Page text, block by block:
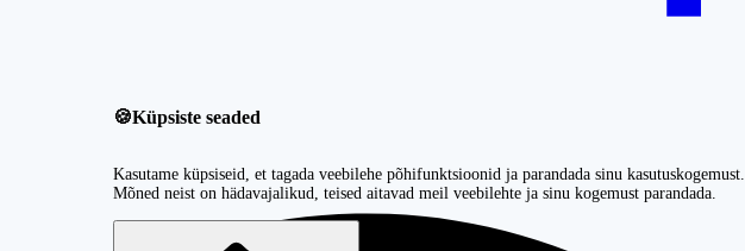
🍪Küpsiste seaded
Kasutame küpsiseid, et tagada veebilehe põhifunktsioonid ja parandada sinu kasutuskogemust.
Mõned neist on hädavajalikud, teised aitavad meil veebilehte ja sinu kogemust parandada.